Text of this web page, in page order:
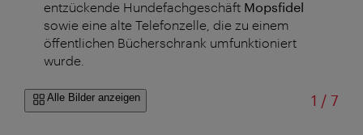
entzückende Hundefachgeschäft Mopsfidel
sowie eine alte Telefonzelle, die zu einem
öffentlichen Bücherschrank umfunktioniert
wurde.
Alle Bilder anzeigen 1 /von
7